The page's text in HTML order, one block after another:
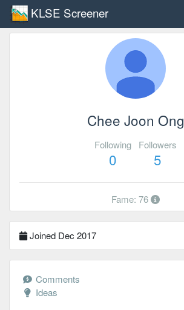
KLSE Screener
Chee Joon Ong
Following
0
Followers
5
Fame: 76
Joined Dec 2017
Comments
Ideas